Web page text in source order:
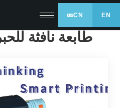
CN EN
طابعة نافثة